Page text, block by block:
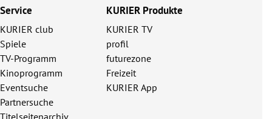
Service
KURIER club
Spiele
TV-Programm
Kinoprogramm
Eventsuche
Partnersuche
Titelseitenarchiv
KURIER Produkte
KURIER TV
profil
futurezone
Freizeit
KURIER App